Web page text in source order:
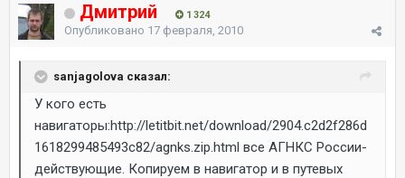
Дмитрий 1 324
Опубликовано 17 февраля, 2010
sanjagolova сказал:
У кого есть
навигаторы:http://letitbit.net/download/2904.c2d2f286d
1618299485493c82/agnks.zip.html все АГНКС России-
действующие. Копируем в навигатор и в путевых